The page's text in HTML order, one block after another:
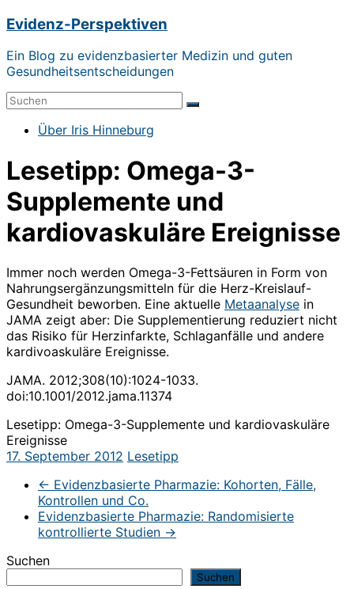
Zum
springen
Evidenz-Perspektiven
Ein Blog zu evidenzbasierter Medizin und guten
Gesundheitsentscheidungen
Menü Über Iris Hinneburg
Lesetipp: Omega-3-
Supplemente und
kardiovaskuläre Ereignisse
Immer noch werden Omega-3-Fettsäuren in Form von
Nahrungsergänzungsmitteln für die Herz-Kreislauf-
Gesundheit beworben. Eine aktuelle Metaanalyse in
JAMA zeigt aber: Die Supplementierung reduziert nicht
das Risiko für Herzinfarkte, Schlaganfälle und andere
kardivoaskuläre Ereignisse.
JAMA. 2012;308(10):1024-1033.
doi:10.1001/2012.jama.11374
Lesetipp: Omega-3-Supplemente und kardiovaskuläre
Ereignisse
17. September 2012 Lesetipp
← Evidenzbasierte Pharmazie: Kohorten, Fälle,
Kontrollen und Co.
Evidenzbasierte Pharmazie: Randomisierte
kontrollierte Studien →
Suchen
Suchen